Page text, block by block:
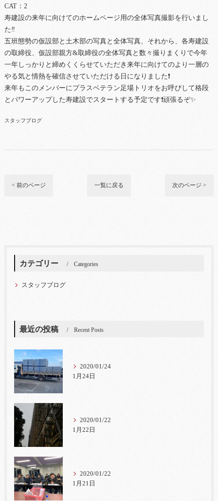
CAT：2
寿建設の来年に向けてのホームページ用の全体写真撮影を行いまし
た‼
五班態勢の仮設部と土木部の写真と全体写真、それから、各寿建設
の取締役、仮設部親方&取締役の全体写真と数々撮りまくりで今年
一年しっかりと締めくくらせていただき来年に向けてのより一層の
やる気と情熱を確信させていただける日になりました❗
来年もこのメンバーにプラスベテラン足場トリオをお呼びして格段
とパワーアップした寿建設でスタートする予定です❗頑張るぞ✨
スタッフブログ
< 前のページ 一覧に戻る 次のページ >
カテゴリー Categories
スタッフブログ
最近の投稿 Recent Posts
2020/01/24
1月24日
2020/01/22
1月22日
2020/01/22
1月21日